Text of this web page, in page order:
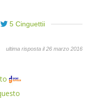
5 Cinguettii
ultima risposta il 26 marzo 2016